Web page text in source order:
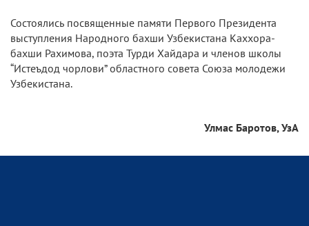
Состоялись посвященные памяти Первого Президента
выступления Народного бахши Узбекистана Каххора-
бахши Рахимова, поэта Турди Хайдара и членов школы
“Истеъдод чорлови” областного совета Союза молодежи
Узбекистана.
Улмас Баротов, УзА